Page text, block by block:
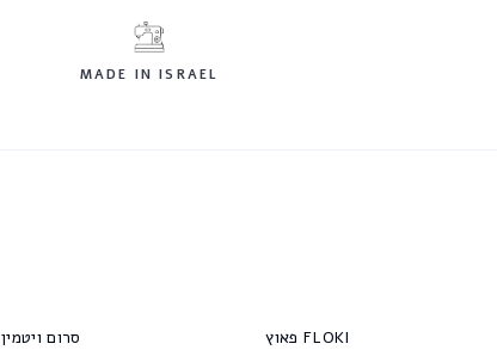
MADE IN ISRAEL
FLOKI פאוץ
סרום ויטמין C מרקחתא